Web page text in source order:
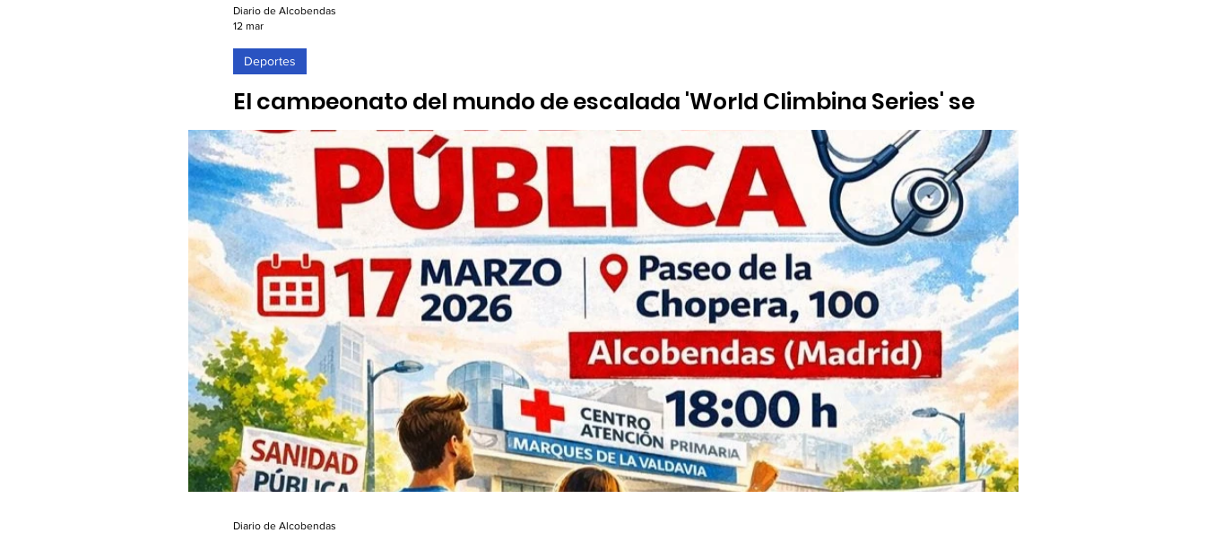
El campeonato del mundo de escalada 'World Climbing Series' se
celebrará en Alcobendas
12/03/2026. La explanada del Polideportivo José Caballero de Alcobendas acogerá del 28 al 31 de mayo dos pruebas del calendario
internacional de escalada deportiva: boulder y velocidad
Deportes
Diario de Alcobendas
12 mar
Diario de Alcobendas